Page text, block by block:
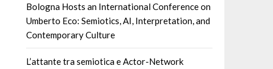
Bologna Hosts an International Conference on
Umberto Eco: Semiotics, AI, Interpretation, and
Contemporary Culture
L’attante tra semiotica e Actor-Network